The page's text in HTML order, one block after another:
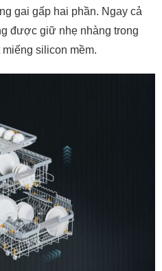
gai gấp hai phần. Ngay cả
được giữ nhẹ nhàng trong
silicon mềm.